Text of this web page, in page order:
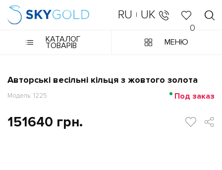
RU | UK
0
КАТАЛОГ
ТОВАРІВ МЕНЮ
Авторські весільні кільця з жовтого золота
Модель: 1225 Под заказ
151640 грн.